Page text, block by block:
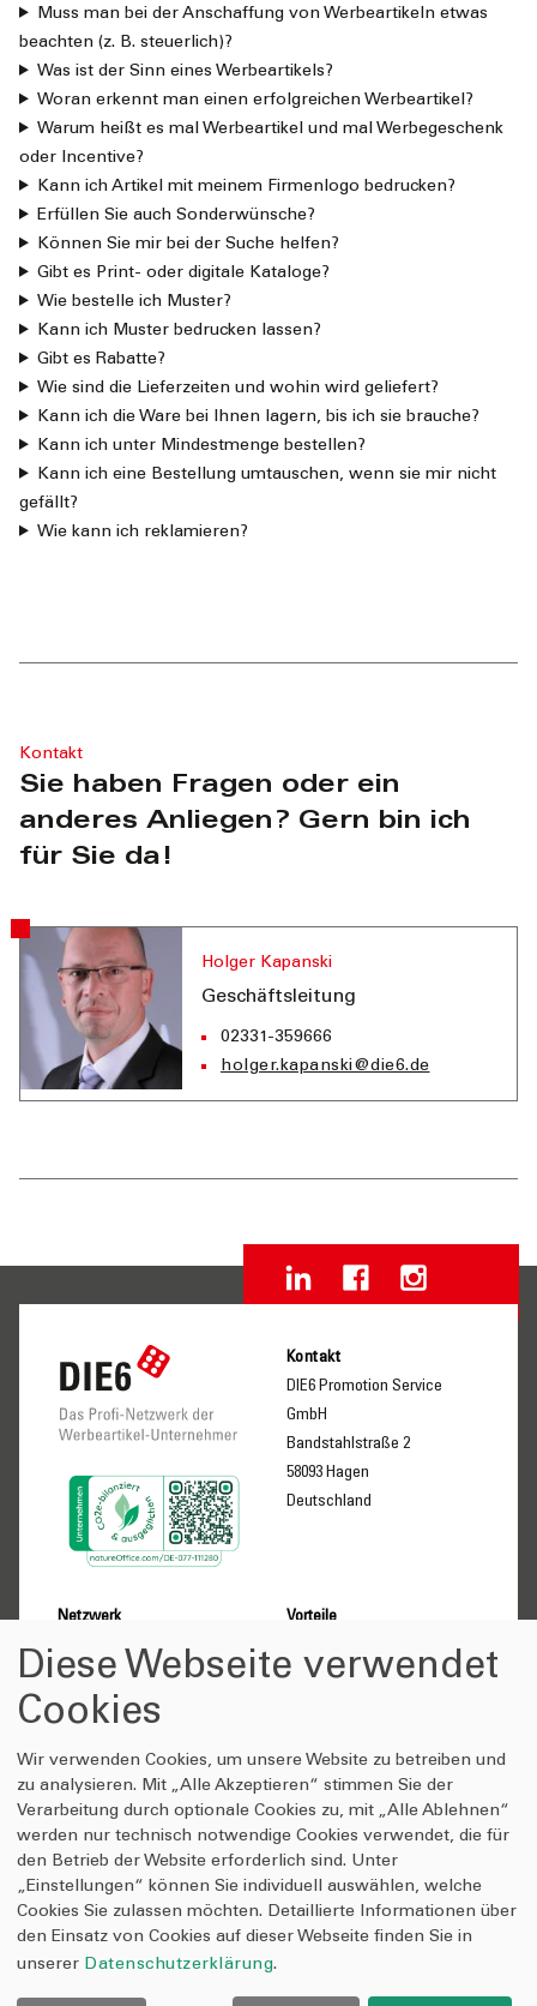
Muss man bei der Anschaffung von Werbeartikeln etwas
beachten (z. B. steuerlich)?
Was ist der Sinn eines Werbeartikels?
Woran erkennt man einen erfolgreichen Werbeartikel?
Warum heißt es mal Werbeartikel und mal Werbegeschenk
oder Incentive?
Kann ich Artikel mit meinem Firmenlogo bedrucken?
Erfüllen Sie auch Sonderwünsche?
Können Sie mir bei der Suche helfen?
Gibt es Print- oder digitale Kataloge?
Wie bestelle ich Muster?
Kann ich Muster bedrucken lassen?
Gibt es Rabatte?
Wie sind die Lieferzeiten und wohin wird geliefert?
Kann ich die Ware bei Ihnen lagern, bis ich sie brauche?
Kann ich unter Mindestmenge bestellen?
Kann ich eine Bestellung umtauschen, wenn sie mir nicht
gefällt?
Wie kann ich reklamieren?
Kontakt
Sie haben Fragen oder ein
anderes Anliegen? Gern bin ich
für Sie da!
Holger Kapanski
Geschäftsleitung
02331-359666
holger.kapanski@die6.de
Kontakt
DIE6 Promotion Service
GmbH
Bandstahlstraße 2
58093 Hagen
Deutschland
Netzwerk
Gesellschafter
Selbstverständnis
Vorteile
Lieferanten-Partner
Wissenswertes
DIE6 Videomesse
Presse
Veröffentlichungen
Werbemittelstudie
Veredlungstechniken
Emotionsstudie
Anfrage-Shop
Qualitätsversprechen
Verhaltenskodex
Kontakt
Login
Diese Webseite verwendet
Cookies
Wir verwenden Cookies, um unsere Website zu betreiben und
zu analysieren. Mit „Alle Akzeptieren“ stimmen Sie der
Verarbeitung durch optionale Cookies zu, mit „Alle Ablehnen“
werden nur technisch notwendige Cookies verwendet, die für
den Betrieb der Website erforderlich sind. Unter
„Einstellungen“ können Sie individuell auswählen, welche
Cookies Sie zulassen möchten. Detaillierte Informationen über
den Einsatz von Cookies auf dieser Webseite finden Sie in
unserer Datenschutzerklärung.